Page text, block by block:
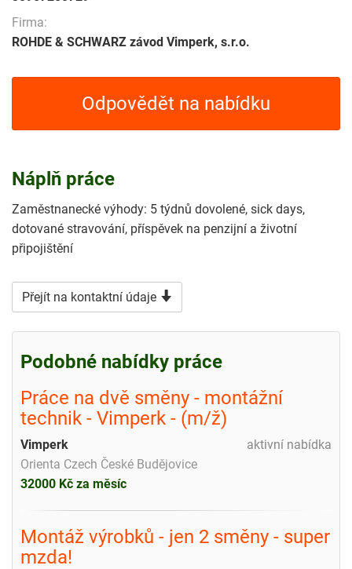
Firma:
ROHDE & SCHWARZ závod Vimperk, s.r.o.
Odpovědět na nabídku
Náplň práce
Zaměstnanecké výhody: 5 týdnů dovolené, sick days,
dotované stravování, příspěvek na penzijní a životní
připojištění
Přejít na kontaktní údaje
Podobné nabídky práce
Práce na dvě směny - montážní
technik - Vimperk - (m/ž)
aktivní nabídka
Vimperk
Orienta Czech České Budějovice
32000 Kč za měsíc
Montáž výrobků - jen 2 směny - super
mzda!